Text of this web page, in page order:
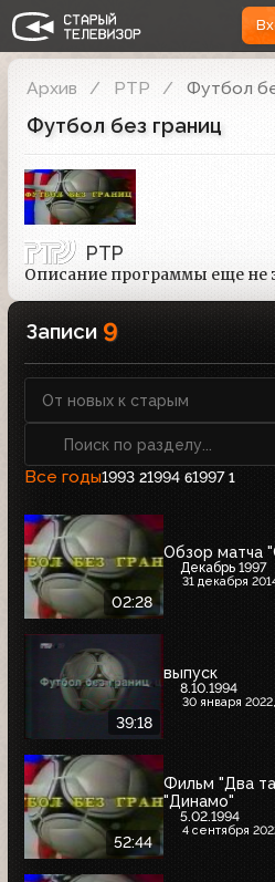
Архив РТР Футбол
Футбол без границ
РТР
Описание программы еще не
Записи 9
Все годы1993 21994 61997 1
02:28
Обзор матча
Декабрь 1997
31 декабря
39:18
выпуск
8.10.1994
30 января
52:44
Фильм "Два
"Динамо"
5.02.1994
4 сентября